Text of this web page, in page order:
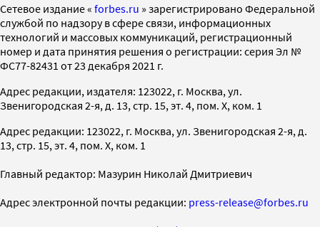
Cетевое издание « forbes.ru » зарегистрировано Федеральной
службой по надзору в сфере связи, информационных
технологий и массовых коммуникаций, регистрационный
номер и дата принятия решения о регистрации: серия Эл №
ФС77-82431 от 23 декабря 2021 г.
Адрес редакции, издателя: 123022, г. Москва, ул.
Звенигородская 2-я, д. 13, стр. 15, эт. 4, пом. X, ком. 1
Адрес редакции: 123022, г. Москва, ул. Звенигородская 2-я, д.
13, стр. 15, эт. 4, пом. X, ком. 1
Главный редактор: Мазурин Николай Дмитриевич
Адрес электронной почты редакции: press-release@forbes.ru